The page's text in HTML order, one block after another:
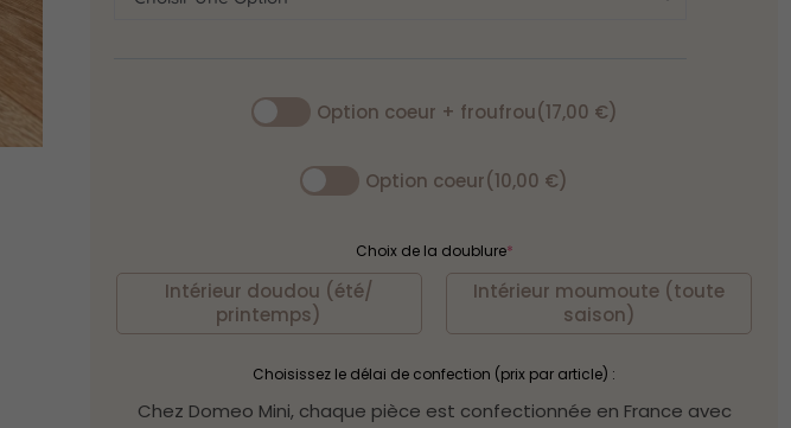
Option coeur + froufrou(17,00 €)
Option coeur(10,00 €)
Choix de la doublure*
Intérieur doudou (été/
printemps)
Intérieur moumoute (toute
saison)
Choisissez le délai de confection (prix par article) :
Chez Domeo Mini, chaque pièce est confectionnée en France avec